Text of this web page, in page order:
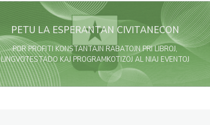
PETU LA ESPERANTAN CIVITANECON
POR PROFITI KONSTANTAJN RABATOJN PRI LIBROJ,
LINGVOTESTADO KAJ PROGRAMKOTIZOJ AL NIAJ EVENTOJ